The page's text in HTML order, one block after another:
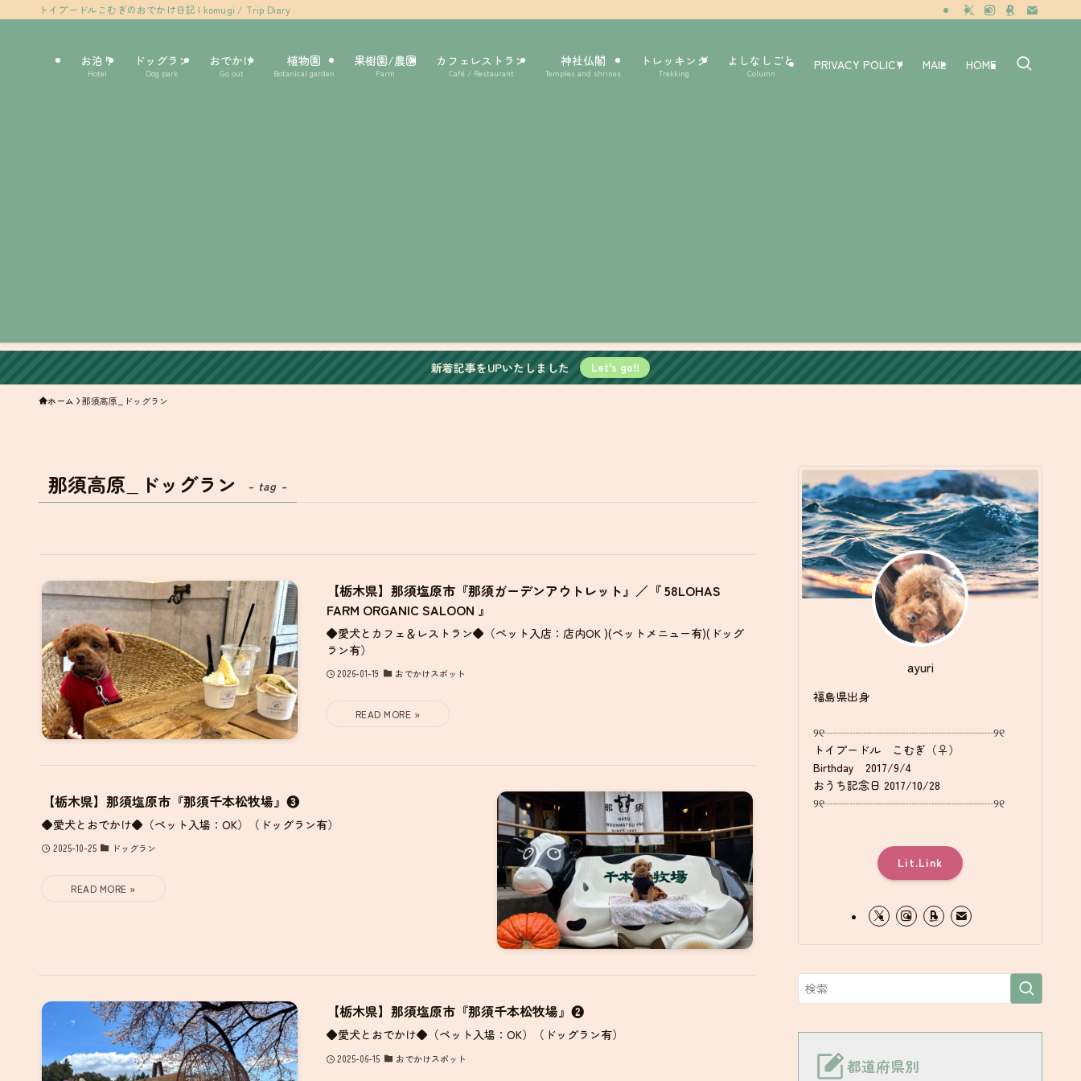
トイプードルこむぎのおでかけ日記 | komugi / Trip Diary
お泊り
Hotel
ドッグラン
Dog park
おでかけ
Go out
植物園
Botanical garden
果樹園/農園
Farm
カフェレストラン
Café / Restaurant
神社仏閣
Temples and shrines
トレッキング
Trekking
よしなしごと
Column
PRIVACY POLICY MAIL HOME
新着記事をUPいたしました Let's go!!
ホーム 那須高原_ドッグラン
那須高原_ドッグラン – tag –
【栃木県】那須塩原市『那須ガーデンアウトレット』／『 58LOHAS
FARM ORGANIC SALOON 』
◆愛犬とカフェ＆レストラン◆（ペット入店：店内OK )(ペットメニュー有)(ドッグ
ラン有）
2026-01-19 おでかけスポット
【栃木県】那須塩原市『那須千本松牧場』❸
◆愛犬とおでかけ◆（ペット入場：OK）（ドッグラン有）
2025-10-25 ドッグラン
【栃木県】那須塩原市『那須千本松牧場』❷
◆愛犬とおでかけ◆（ペット入場：OK）（ドッグラン有）
2025-06-15 おでかけスポット
ayuri
福島県出身
୨୧┈┈┈┈┈┈┈┈┈┈┈┈┈┈┈୨୧
トイプードル こむぎ（♀）
Birthday 2017/9/4
おうち記念日 2017/10/28
୨୧┈┈┈┈┈┈┈┈┈┈┈┈┈┈┈୨୧
Lit.Link
都道府県別